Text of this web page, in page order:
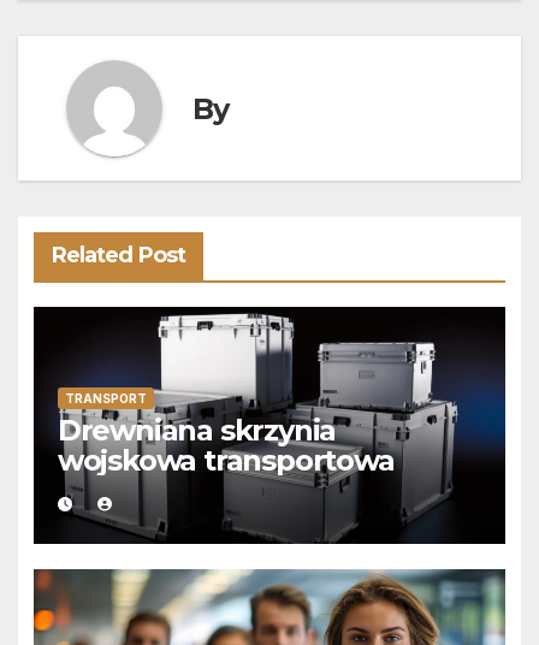
By
Related Post
TRANSPORT
Drewniana skrzynia
wojskowa transportowa